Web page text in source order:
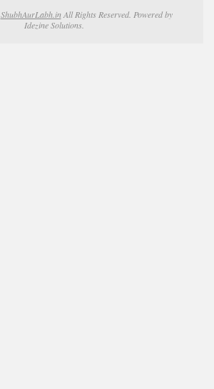
ShubhAurLabh.in All Rights Reserved. Powered by
Idezine Solutions.